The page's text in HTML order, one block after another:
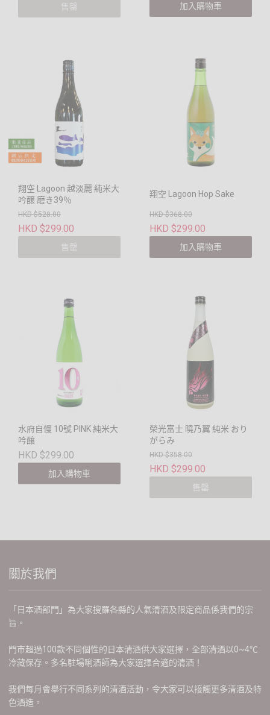
售罄 加入購物車
翔空 Lagoon 越淡麗 純米大
吟醸 磨き39％
HKD $528.00
HKD $299.00
售罄
翔空 Lagoon Hop Sake
HKD $368.00
HKD $299.00
加入購物車
水府自慢 10號 PINK 純米大
吟釀
HKD $299.00
加入購物車
榮光富士 曉乃翼 純米 おり
がらみ
HKD $358.00
HKD $299.00
售罄
關於我們
「日本酒部門」為大家搜羅各縣的人氣清酒及限定商品係我們的宗
旨。
門市超過100款不同個性的日本清酒供大家選擇，全部清酒以0~4℃
冷藏保存。多名駐場唎酒師為大家選擇合適的清酒！
我們每月會舉行不同系列的清酒活動，令大家可以接觸更多清酒及特
色酒造。